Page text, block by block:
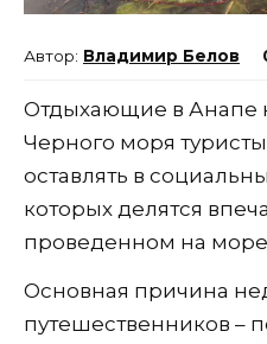
Владимир Белов
Отдыхающие в Анапе
Черного моря
оставлять в
которых делятся
проведенном на
Основная причина
путешественников –